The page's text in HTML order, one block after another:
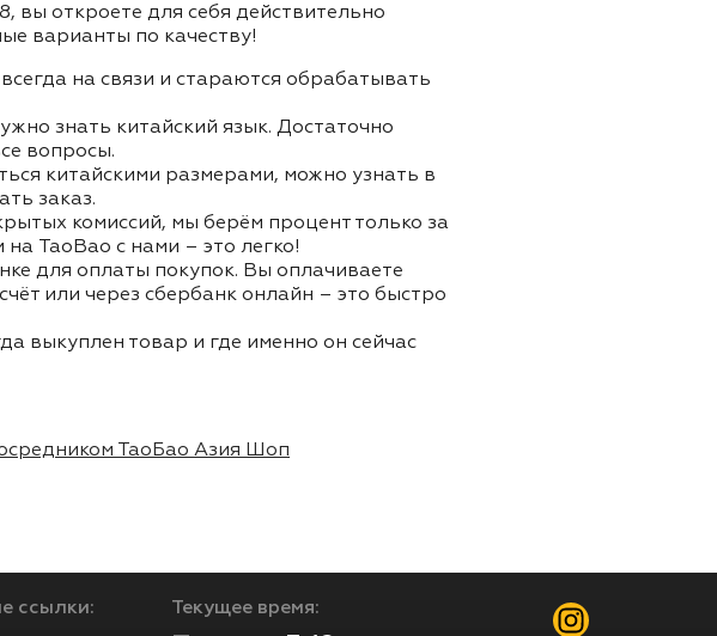
вы откроете для себя действительно
варианты по качеству!
на связи и стараются обрабатывать
знать китайский язык. Достаточно
вопросы.
китайскими размерами, можно узнать в
заказ.
комиссий, мы берём процент только за
TaoBao с нами – это легко!
для оплаты покупок. Вы оплачиваете
или через сбербанк онлайн – это быстро
выкуплен товар и где именно он сейчас
ТаоБао Азия Шоп
ссылки: Текущее время: